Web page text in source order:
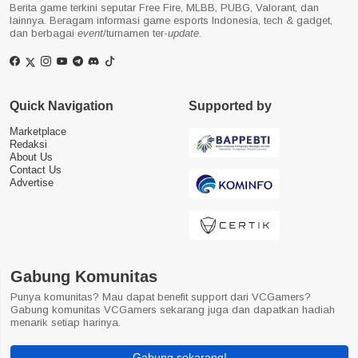
Berita game terkini seputar Free Fire, MLBB, PUBG, Valorant, dan
lainnya. Beragam informasi game esports Indonesia, tech & gadget,
dan berbagai event/turnamen ter-update
Quick Navigation
Marketplace
Redaksi
About Us
Contact Us
Advertise
Supported by
Gabung Komunitas
Punya komunitas? Mau dapat benefit support dari VCGamers?
Gabung komunitas VCGamers sekarang juga dan dapatkan hadiah
menarik setiap harinya.